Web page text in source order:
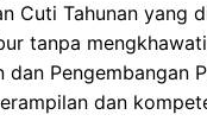
Cuti Tahunan yang
tanpa
dan Pengembangan
dan